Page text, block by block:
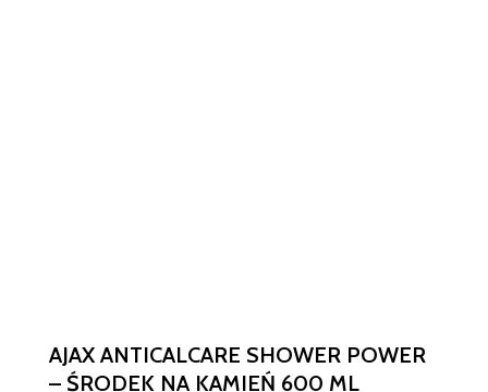
AJAX ANTICALCARE SHOWER POWER
– ŚRODEK NA KAMIEŃ 600 ML